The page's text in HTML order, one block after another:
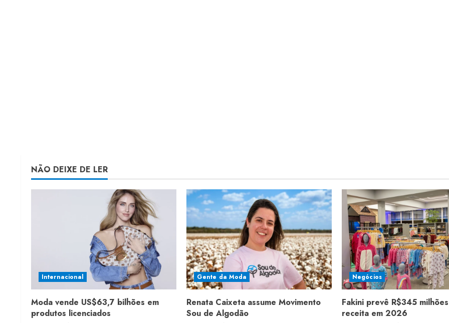
NÃO DEIXE DE LER
Internacional
Moda vende US$63,7 bilhões em
produtos licenciados
Gente da Moda
Renata Caixeta assume Movimento
Sou de Algodão
Negócios
Fakini prevê R$345
receita em 2026